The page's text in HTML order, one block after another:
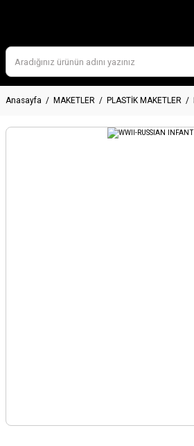
Anasayfa MAKETLER PLASTİK MAKETLER